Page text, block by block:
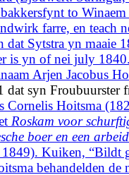
to
farre, en teach
dat Sytstra yn maaie
is yn of nei july
Arjen Jacobus
dat syn Froubuurster
Cornelis Hoitsma
Roskam voor
boer en een
Kuiken, “Bildt
behandelden de